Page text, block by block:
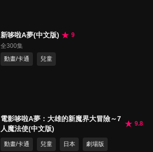
新哆啦A夢(中文版)
9
全300集
動畫/卡通
兒童
電影哆啦A夢：大雄的新魔界大冒險～7
人魔法使(中文版)
9.8
動畫/卡通 兒童 日本 劇場版